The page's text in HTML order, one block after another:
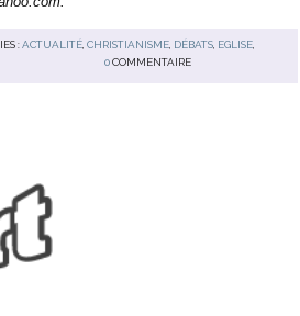
:ACTUALITÉ, CHRISTIANISME, DÉBATS, EGLISE,
0 COMMENTAIRE